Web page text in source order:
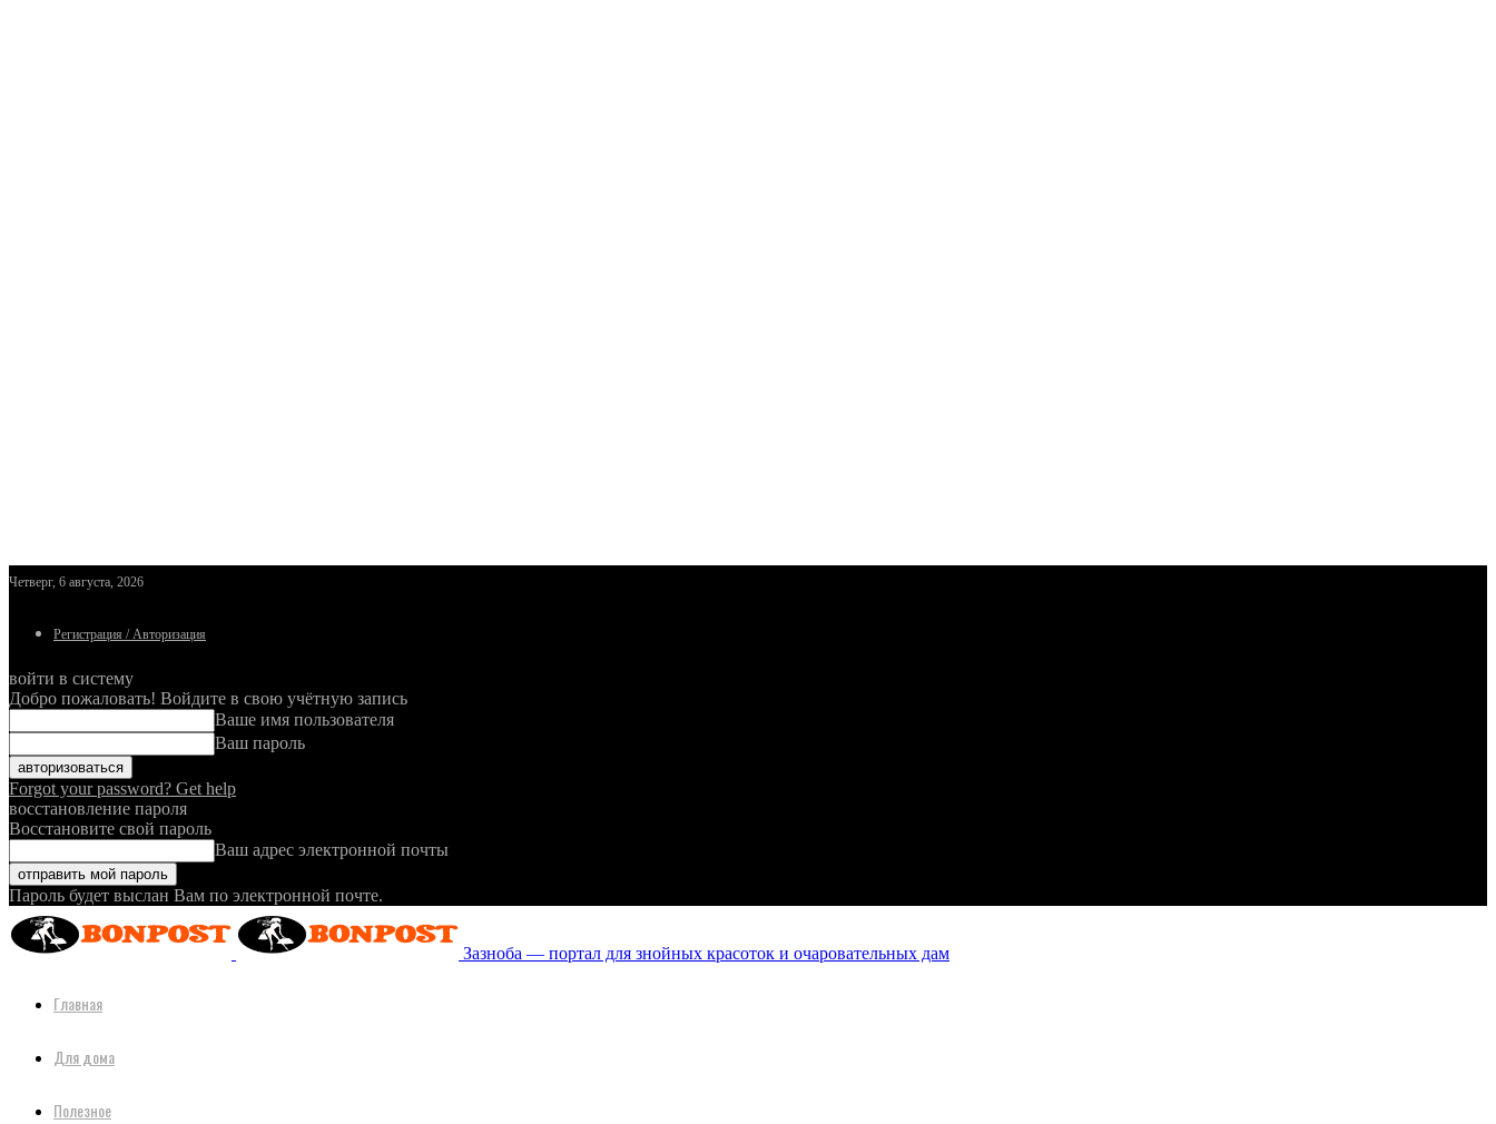
Четверг, 6 августа, 2026
Регистрация / Авторизация
войти в систему
Добро пожаловать! Войдите в свою учётную запись
Ваше имя пользователя
Ваш пароль
Forgot your password? Get help
восстановление пароля
Восстановите свой пароль
Ваш адрес электронной почты
Пароль будет выслан Вам по электронной почте.
Зазноба — портал для знойных красоток и очаровательных дам
Главная
Для дома
Полезное